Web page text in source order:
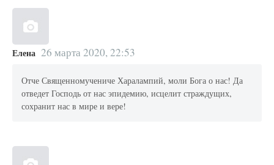
Елена 26 марта 2020, 22:53
Отче Священномучениче Харалампий, моли Бога о нас! Да
отведет Господь от нас эпидемию, исцелит страждущих,
сохранит нас в мире и вере!